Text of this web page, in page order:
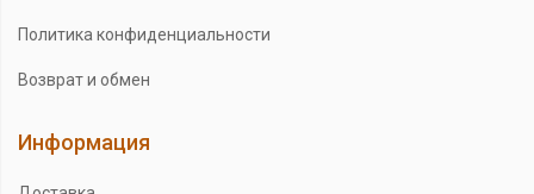
Политика конфиденциальности
Возврат и обмен
Информация